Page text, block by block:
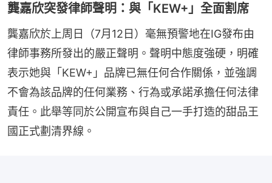
龔嘉欣突發律師聲明：與「KEW+」全面割席
龔嘉欣於上周日（7月12日）毫無預警地在IG發布由
律師事務所發出的嚴正聲明。聲明中態度強硬，明確
表示她與「KEW+」品牌已無任何合作關係，並強調
不會為該品牌的任何業務、行為或承諾承擔任何法律
責任。此舉等同於公開宣布與自己一手打造的甜品王
國正式劃清界線。